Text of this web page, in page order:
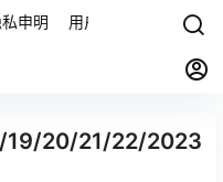
申明 用户协议 联系我们
19/20/21/22/2023